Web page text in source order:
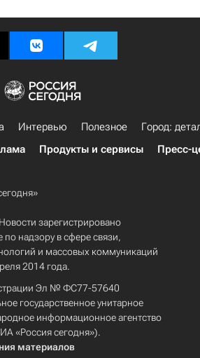
Интервью Полезное
Город:
Продукты и сервисы Пресс-
зарегистрировано
надзору в сфере связи,
и массовых коммуникаций
2014 года.
Эл № ФС77-57640
государственное унитарное
информационное агентство
«Россия сегодня»).
материалов